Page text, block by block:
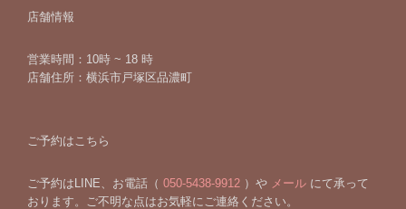
店舗情報
営業時間：10時 ~ 18 時
店舗住所：横浜市戸塚区品濃町
ご予約はこちら
ご予約はLINE、お電話（ 050-5438-9912 ）や メール にて承って
おります。ご不明な点はお気軽にご連絡ください。